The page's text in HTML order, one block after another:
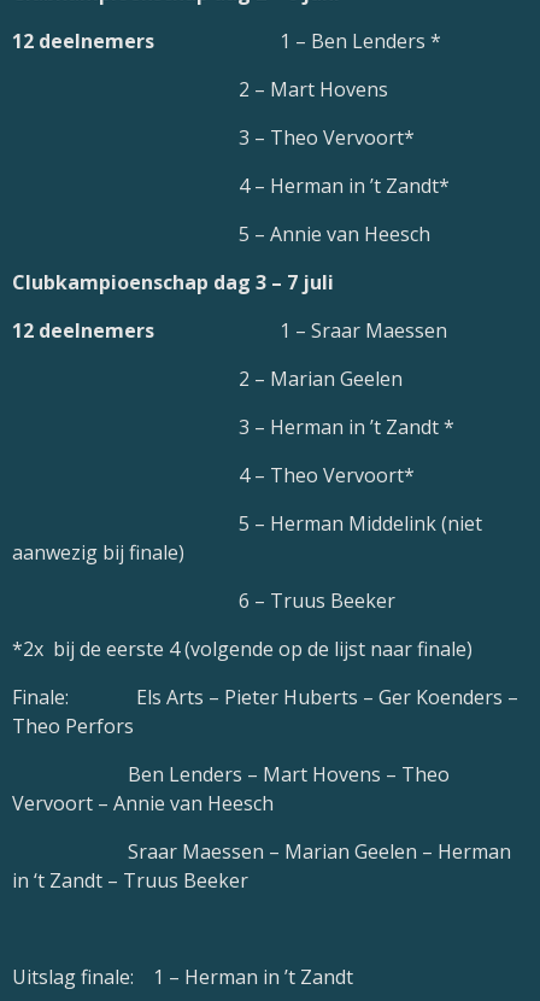
12 deelnemers 1 – Ben Lenders *
2 – Mart Hovens
3 – Theo Vervoort*
4 – Herman in ’t Zandt*
5 – Annie van Heesch
Clubkampioenschap dag 3 – 7 juli
12 deelnemers 1 – Sraar Maessen
2 – Marian Geelen
3 – Herman in ’t Zandt *
4 – Theo Vervoort*
5 – Herman Middelink (niet
aanwezig bij finale)
6 – Truus Beeker
*2x bij de eerste 4 (volgende op de lijst naar finale)
Finale: Els Arts – Pieter Huberts – Ger Koenders –
Theo Perfors
Ben Lenders – Mart Hovens – Theo
Vervoort – Annie van Heesch
Sraar Maessen – Marian Geelen – Herman
in ‘t Zandt – Truus Beeker
Uitslag finale: 1 – Herman in ’t Zandt